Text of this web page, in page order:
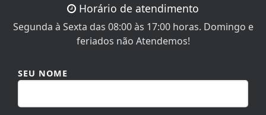
Horário de atendimento
Segunda à Sexta das 08:00 às 17:00 horas. Domingo e
feriados não Atendemos!
SEU NOME